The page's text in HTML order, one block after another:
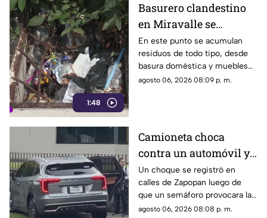
1:48
Basurero clandestino
en Miravalle se
convierte en un foco de
infección por
acumulación de
residuos.
En este punto se acumulan
residuos de todo tipo, desde
basura doméstica y muebles
viejos hasta animales muertos,
condiciones insalubres del
lugar.
agosto 06, 2026 08:09 p. m.
Camioneta choca
contra un automóvil y
termina sobre la
banqueta
Un choque se registró en
calles de Zapopan luego de
que un semáforo provocara la
colisión entre dos vehículos.
agosto 06, 2026 08:08 p. m.